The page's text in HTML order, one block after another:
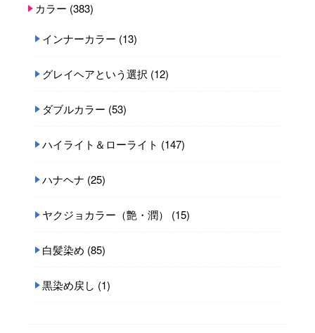
カラー (383)
インナーカラー (13)
グレイヘアという選択 (12)
ダブルカラー (53)
ハイライト＆ローライト (147)
ハナヘナ (25)
ヤクジョカラー（艶・潤） (15)
白髪染め (85)
黒染め戻し (1)